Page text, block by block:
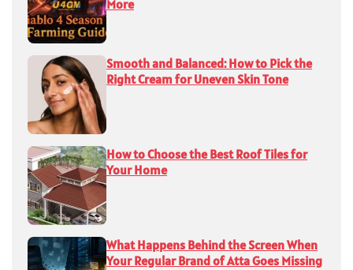
More
Smooth and Balanced: How to Pick the
Right Cream for Uneven Skin Tone
How to Choose the Best Roof Tiles for
Your Home
What Happens Behind the Screen When
Your Regular Brand of Atta Goes Missing